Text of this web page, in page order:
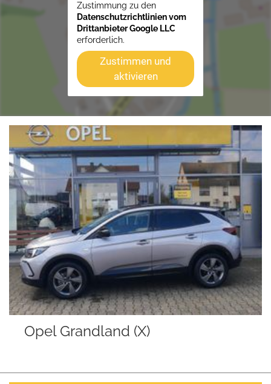
Zustimmung zu den
Datenschutzrichtlinien vom
Drittanbieter Google LLC
erforderlich.
Zustimmen und
aktivieren
Opel Grandland (X)